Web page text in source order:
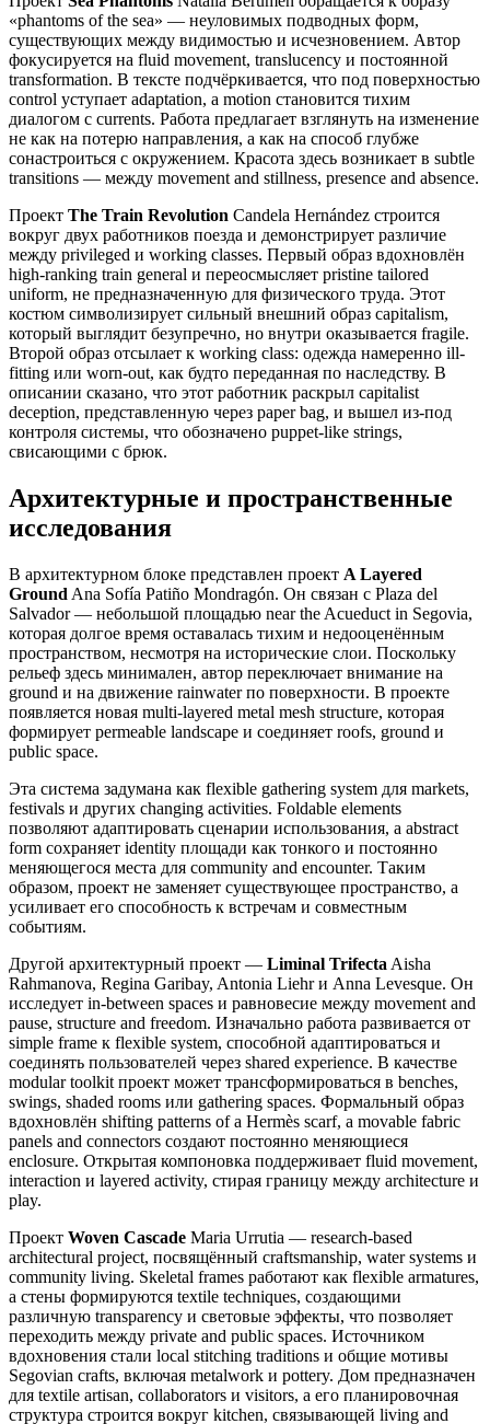
«phantoms of the sea» — неуловимых подводных форм,
существующих между видимостью и исчезновением. Автор
фокусируется на fluid movement, translucency и постоянной
transformation. В тексте подчёркивается, что под поверхностью
control уступает adaptation, а motion становится тихим
диалогом с currents. Работа предлагает взглянуть на изменение
не как на потерю направления, а как на способ глубже
сонастроиться с окружением. Красота здесь возникает в subtle
transitions — между movement and stillness, presence and absence.
Проект The Train Revolution Candela Hernández строится
вокруг двух работников поезда и демонстрирует различие
между privileged и working classes. Первый образ вдохновлён
high-ranking train general и переосмысляет pristine tailored
uniform, не предназначенную для физического труда. Этот
костюм символизирует сильный внешний образ capitalism,
который выглядит безупречно, но внутри оказывается fragile.
Второй образ отсылает к working class: одежда намеренно ill-
fitting или worn-out, как будто переданная по наследству. В
описании сказано, что этот работник раскрыл capitalist
deception, представленную через paper bag, и вышел из-под
контроля системы, что обозначено puppet-like strings,
свисающими с брюк.
Архитектурные и пространственные
исследования
В архитектурном блоке представлен проект A Layered
Ground Ana Sofía Patiño Mondragón. Он связан с Plaza del
Salvador — небольшой площадью near the Acueduct in Segovia,
которая долгое время оставалась тихим и недооценённым
пространством, несмотря на исторические слои. Поскольку
рельеф здесь минимален, автор переключает внимание на
ground и на движение rainwater по поверхности. В проекте
появляется новая multi-layered metal mesh structure, которая
формирует permeable landscape и соединяет roofs, ground и
public space.
Эта система задумана как flexible gathering system для markets,
festivals и других changing activities. Foldable elements
позволяют адаптировать сценарии использования, а abstract
form сохраняет identity площади как тонкого и постоянно
меняющегося места для community and encounter. Таким
образом, проект не заменяет существующее пространство, а
усиливает его способность к встречам и совместным
событиям.
Другой архитектурный проект — Liminal Trifecta Aisha
Rahmanova, Regina Garibay, Antonia Liehr и Anna Levesque. Он
исследует in-between spaces и равновесие между movement and
pause, structure and freedom. Изначально работа развивается от
simple frame к flexible system, способной адаптироваться и
соединять пользователей через shared experience. В качестве
modular toolkit проект может трансформироваться в benches,
swings, shaded rooms или gathering spaces. Формальный образ
вдохновлён shifting patterns of a Hermès scarf, а movable fabric
panels and connectors создают постоянно меняющиеся
enclosure. Открытая компоновка поддерживает fluid movement,
interaction и layered activity, стирая границу между architecture и
play.
Проект Woven Cascade Maria Urrutia — research-based
architectural project, посвящённый craftsmanship, water systems и
community living. Skeletal frames работают как flexible armatures,
а стены формируются textile techniques, создающими
различную transparency и световые эффекты, что позволяет
переходить между private and public spaces. Источником
вдохновения стали local stitching traditions и общие мотивы
Segovian crafts, включая metalwork и pottery. Дом предназначен
для textile artisan, collaborators и visitors, а его планировочная
структура строится вокруг kitchen, связывающей living and